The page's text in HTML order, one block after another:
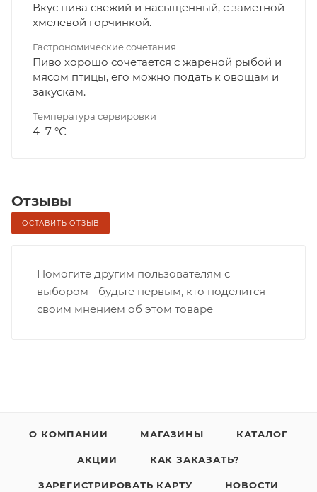
Вкус пива свежий и насыщенный, с заметной
хмелевой горчинкой.
Гастрономические сочетания
Пиво хорошо сочетается с жареной рыбой и
мясом птицы, его можно подать к овощам и
закускам.
Температура сервировки
4–7 °С
Отзывы
ОСТАВИТЬ ОТЗЫВ
Помогите другим пользователям с
выбором - будьте первым, кто поделится
своим мнением об этом товаре
О КОМПАНИИ МАГАЗИНЫ КАТАЛОГ
АКЦИИ КАК ЗАКАЗАТЬ?
ЗАРЕГИСТРИРОВАТЬ КАРТУ НОВОСТИ